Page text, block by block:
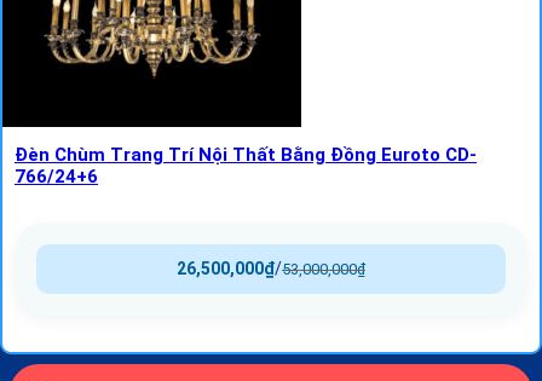
Đèn Chùm Trang Trí Nội Thất Bằng Đồng Euroto CD-
766/24+6
53,000,000₫
/
26,500,000₫